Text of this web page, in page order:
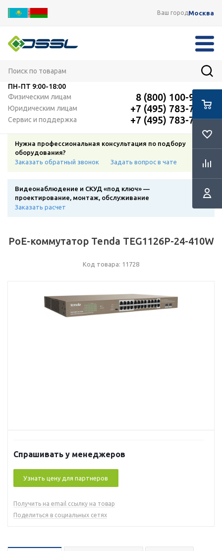
Ваш городМосква
ПН-ПТ 9:00-18:00
Физическим лицам
8 (800) 100-91-12
Юридическим лицам +7 (495) 783-72-87
Сервис и поддержка +7 (495) 783-72-87
Нужна профессиональная консультация по подбору
оборудования?
Заказать обратный звонок
Задать вопрос в чате
Видеонаблюдение и СКУД «под ключ» —
проектирование, монтаж, обслуживание
Заказать расчет
PoE-коммутатор Tenda TEG1126P-24-410W
Код товара: 11728
Спрашивать у менеджеров
Узнать цену для партнеров
Получить на email ссылку на товар
Поделиться в социальных сетях